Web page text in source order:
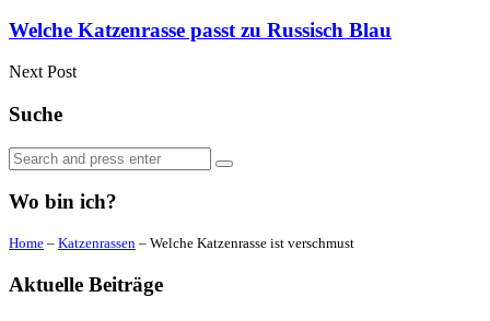
Welche Katzenrasse passt zu Russisch Blau
Next Post
Suche
Search
for:
Search
Wo bin ich?
Home – Katzenrassen – Welche Katzenrasse ist verschmust
Aktuelle Beiträge